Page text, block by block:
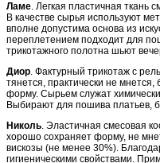
Ламе. Легкая пластичная ткань
В качестве сырья используют
вполне допустима основа из
переплетением подходит для
трикотажного полотна шьют
Диор. Фактурный трикотаж с
тянется, практически не
форму. Сырьем служат
Выбирают для пошива платьев,
Николь. Эластичная смесовая
хорошо сохраняет форму, не
вискозы (не менее 30%).
гигиеническими свойствами.